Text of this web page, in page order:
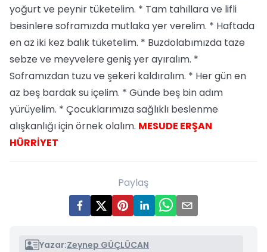
yoğurt ve peynir tüketelim. * Tam tahıllara ve lifli
besinlere soframızda mutlaka yer verelim. * Haftada
en az iki kez balık tüketelim. * Buzdolabımızda taze
sebze ve meyvelere geniş yer ayıralım. *
Soframızdan tuzu ve şekeri kaldıralım. * Her gün en
az beş bardak su içelim. * Günde beş bin adım
yürüyelim. * Çocuklarımıza sağlıklı beslenme
alışkanlığı için örnek olalım. MESUDE ERŞAN
HÜRRİYET
Paylaş
Yazar:Zeynep GÜÇLÜCAN